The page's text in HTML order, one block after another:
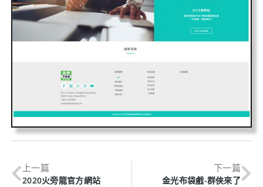
上一篇
2020火旁龍官方網站
下一篇
金光布袋戲-群俠來了